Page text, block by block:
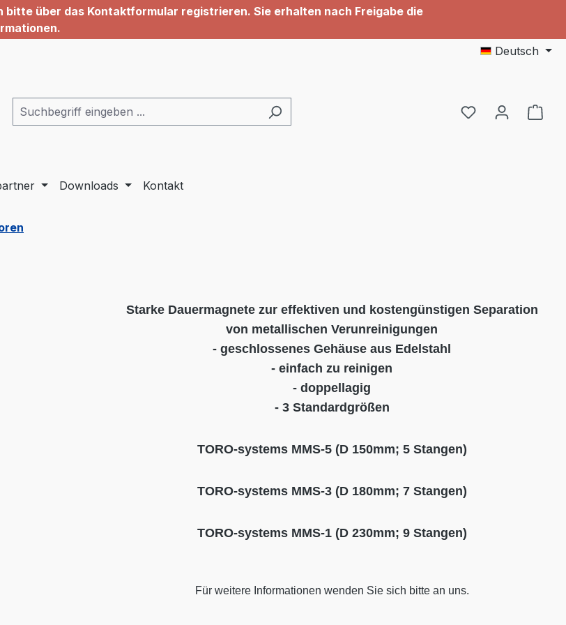
bitte über das Kontaktformular registrieren. Sie erhalten nach Freigabe die
Deutsch
Du hast 0
Downloads Kontakt
Starke Dauermagnete zur effektiven und kostengünstigen Separation
von metallischen Verunreinigungen
- geschlossenes Gehäuse aus Edelstahl
- einfach zu reinigen
- doppellagig
- 3 Standardgrößen
TORO-systems MMS-5 (D 150mm; 5 Stangen)
TORO-systems MMS-3 (D 180mm; 7 Stangen)
TORO-systems MMS-1 (D 230mm; 9 Stangen)
Für weitere Informationen wenden Sie sich bitte an uns.